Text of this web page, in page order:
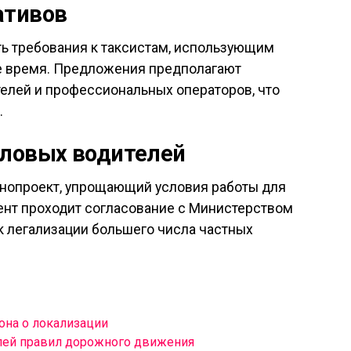
требования к таксистам, использующим
Предложения предполагают
и профессиональных операторов, что
водителей
упрощающий условия работы для
проходит согласование с Министерством
большего числа частных
о локализации
правил дорожного движения